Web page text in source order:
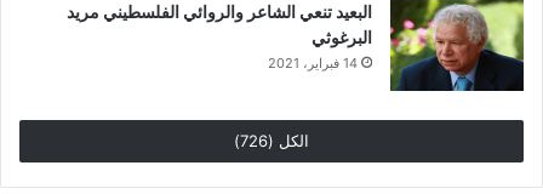
البعيد تنعي الشاعر والروائي الفلسطيني مريد
البرغوثي
14 فبراير، 2021
الكل (726)